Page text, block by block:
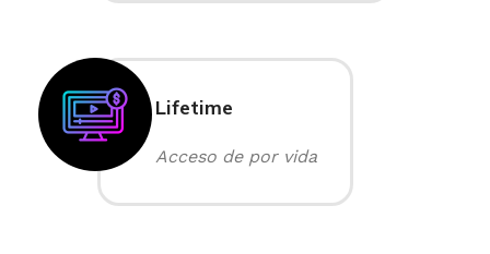
Lifetime
Acceso de por vida